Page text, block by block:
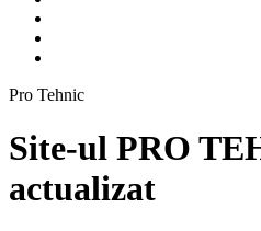
Pro Tehnic
Site-ul PRO
actualizat